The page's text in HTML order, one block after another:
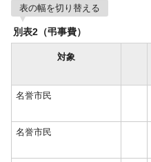
表の幅を切り替える
別表2（弔事費）
対象
名誉市民
名誉市民